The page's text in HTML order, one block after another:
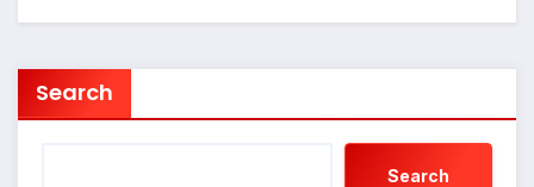
Search
Search